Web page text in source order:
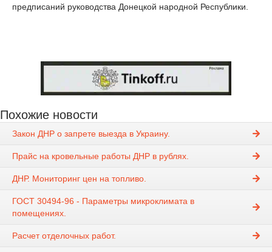
предписаний руководства Донецкой народной Республики.
Похожие новости
Закон ДНР о запрете выезда в Украину.
Прайс на кровельные работы ДНР в рублях.
ДНР. Мониторинг цен на топливо.
ГОСТ 30494-96 - Параметры микроклимата в
помещениях.
Расчет отделочных работ.